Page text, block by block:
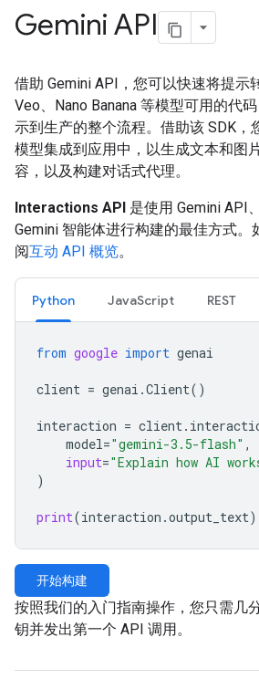
Gemini API
借助 Gemini API，您可以快速将提示
Veo、Nano Banana 等模型可用的代
示到生产的整个流程。借助该 SDK，
模型集成到应用中，以生成文本和图
容，以及构建对话式代理。
Interactions API 是使用 Gemini API
Gemini 智能体进行构建的最佳方式。
阅互动 API 概览。
Python JavaScript REST
from google import genai
client = genai .Client()
interaction = client.
model="gemini-3.5-flash" ,
input="Explain how AI
)
print(interaction .output_text)
开始构建
按照我们的入门指南操作，您只需几
钥并发出第一个 API 调用。